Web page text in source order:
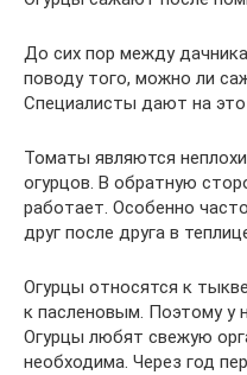
До сих пор между
поводу того, можно ли
Специалисты дают на
Томаты являются
огурцов. В обратную
работает. Особенно
друг после друга в
Огурцы относятся к
к пасленовым. Поэтому у
Огурцы любят свежую
необходима. Через год